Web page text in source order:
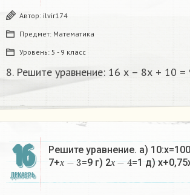
Автор: ilvir174
Предмет: Математика
Уровень: 5 - 9 класс
8. Решите уравнение: 16 х – 8х + 10 =
16
ДЕКАБРЬ
Решите уравнение. а)
7+х =9 г) 2х =1 д)